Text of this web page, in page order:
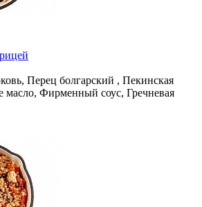
Перец болгарский , Пекинская
масло, Фирменный соус, Гречневая